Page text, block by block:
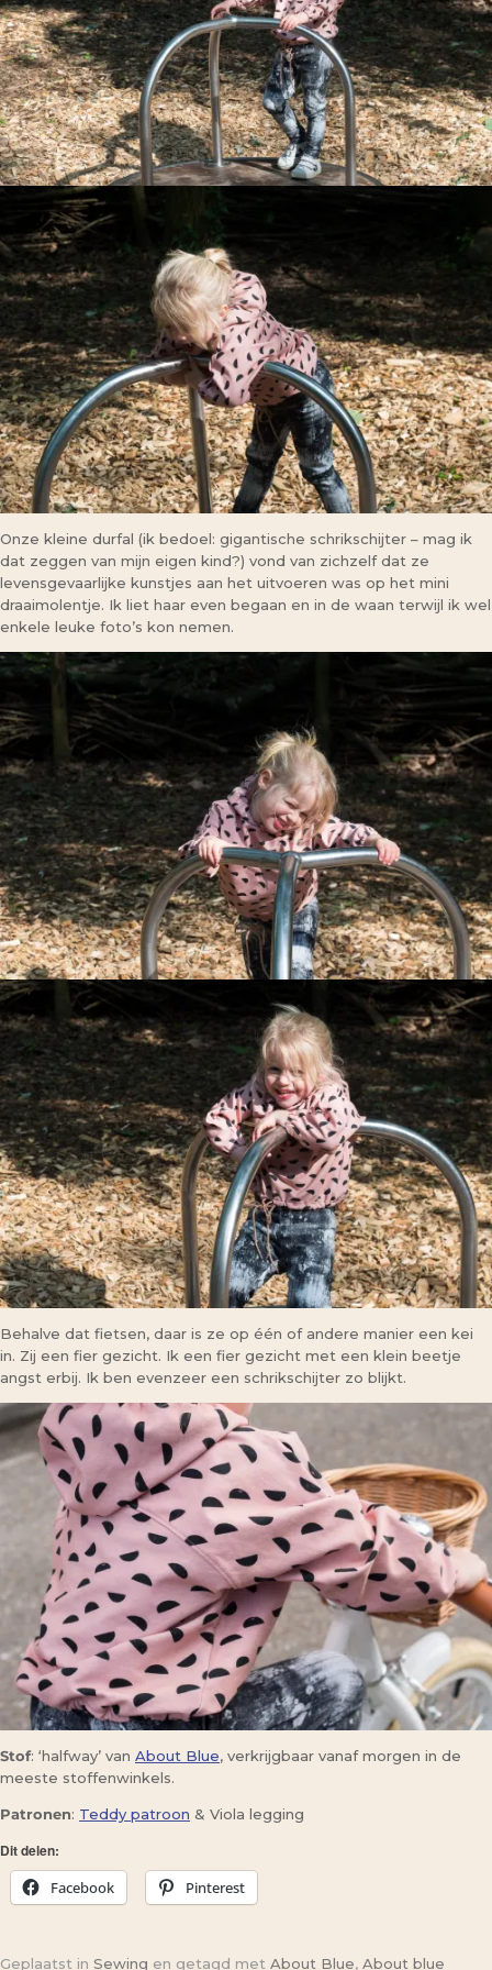
Onze kleine durfal (ik bedoel: gigantische schrikschijter – mag ik
dat zeggen van mijn eigen kind?) vond van zichzelf dat ze
levensgevaarlijke kunstjes aan het uitvoeren was op het mini
draaimolentje. Ik liet haar even begaan en in de waan terwijl ik wel
enkele leuke foto’s kon nemen.
Behalve dat fietsen, daar is ze op één of andere manier een kei
in. Zij een fier gezicht. Ik een fier gezicht met een klein beetje
angst erbij. Ik ben evenzeer een schrikschijter zo blijkt.
Stof: ‘halfway’ van About Blue, verkrijgbaar vanaf morgen in de
meeste stoffenwinkels.
Patronen: Teddy patroon & Viola legging
Dit delen:
Facebook
Pinterest
Geplaatst in Sewing en getagd met About Blue, About blue